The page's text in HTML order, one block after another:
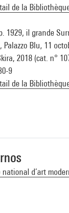
de la
1929, il grande
Palazzo Blu, 11
2018 (cat. n°
9
de la
d’art